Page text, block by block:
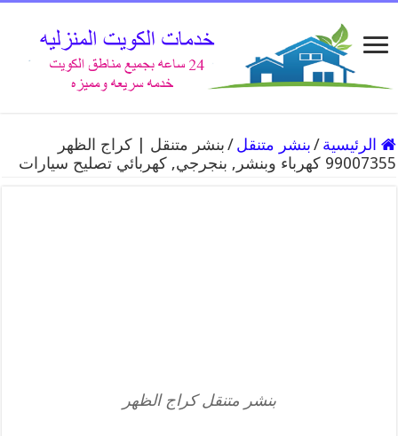
الرئيسية /بنشر متنقل /بنشر متنقل | كراج الظهر
99007355 كهرباء وبنشر, بنجرجي, كهربائي تصليح سيارات
بنشر متنقل كراج الظهر